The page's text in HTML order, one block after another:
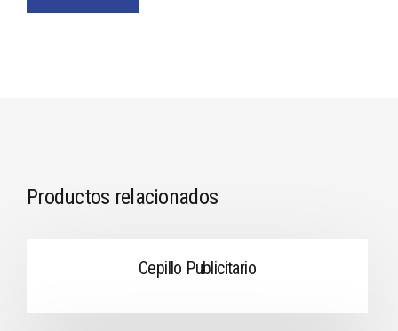
Productos relacionados
Cepillo Publicitario